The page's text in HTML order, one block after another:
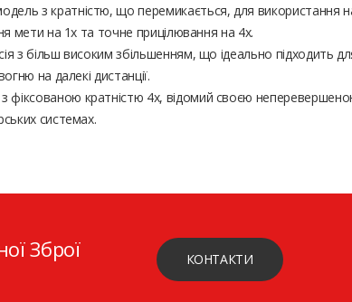
з кратністю, що перемикається, для використання
мети на 1x та точне прицілювання на 4x.
з більш високим збільшенням, що ідеально підходить
на далекі дистанції.
фіксованою кратністю 4x, відомий своєю
системах.
Зброї КОНТАКТИ